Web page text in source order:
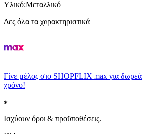
Υλικό:Μεταλλικό
Δες όλα τα χαρακτηριστικά
Γίνε μέλος στο SHOPFLIX max για
χρόνο!
Ισχύουν όροι & προϋποθέσεις.